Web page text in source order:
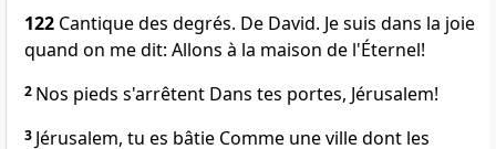
122 Cantique des degrés. De David. Je suis dans la joie
quand on me dit: Allons à la maison de l'Éternel!
2 Nos pieds s'arrêtent Dans tes portes, Jérusalem!
3 Jérusalem, tu es bâtie Comme une ville dont les